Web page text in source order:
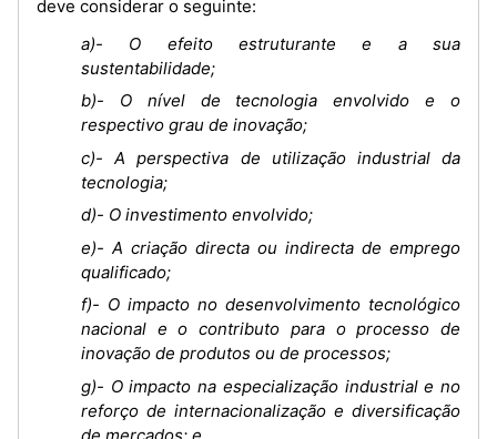
deve considerar o seguinte:
a)- O efeito estruturante e a sua
sustentabilidade;
b)- O nível de tecnologia envolvido e o
respectivo grau de inovação;
c)- A perspectiva de utilização industrial da
tecnologia;
d)- O investimento envolvido;
e)- A criação directa ou indirecta de emprego
qualificado;
f)- O impacto no desenvolvimento tecnológico
nacional e o contributo para o processo de
inovação de produtos ou de processos;
g)- O impacto na especialização industrial e no
reforço de internacionalização e diversificação
de mercados; e